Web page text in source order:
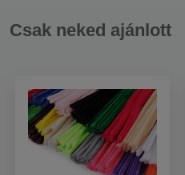
Csak neked ajánlott